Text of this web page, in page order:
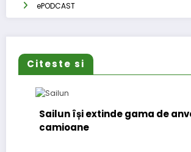
ePODCAST
Citeste si
Sailun își extinde gama de
camioane